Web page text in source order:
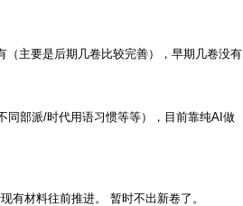
（主要是后期几卷比较完善），早期几卷没有
同部派/时代用语习惯等等），目前靠纯AI做
有材料往前推进。 暂时不出新卷了。